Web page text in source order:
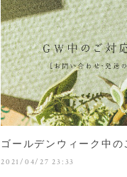
ゴールデンウィーク中の
2021/04/27 23:33